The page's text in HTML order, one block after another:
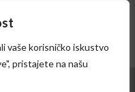
vaše korisničko iskustvo
pristajete na našu